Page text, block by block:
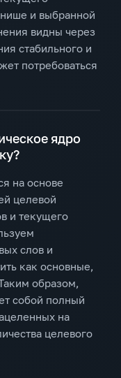
и выбранной
видны через
стабильного и
потребоваться
ядро
на основе
целевой
и текущего
слов и
как основные,
образом,
собой полный
на
целевого